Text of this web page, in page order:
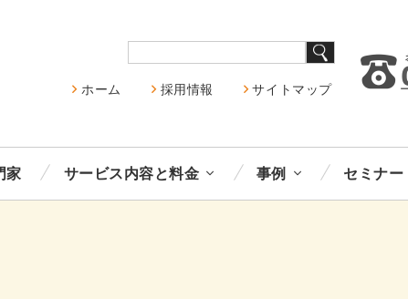
ホーム 採用情報 サイトマップ
家 サービス内容と料金 事例 セミナー